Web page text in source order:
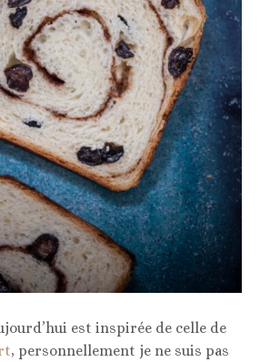
est inspirée de celle de
, personnellement je ne suis pas